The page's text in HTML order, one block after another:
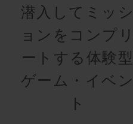
潜入してミッシ
ョンをコンプリ
ートする体験型
ゲーム・イベン
ト